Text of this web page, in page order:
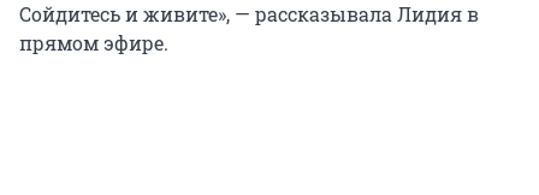
Сойдитесь и живите», — рассказывала Лидия в
прямом эфире.